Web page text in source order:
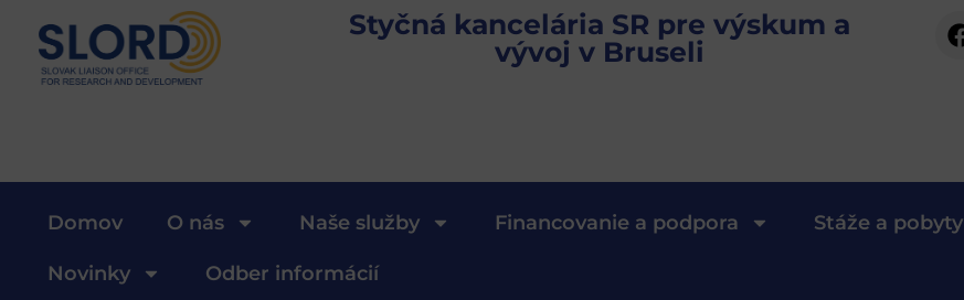
Styčná kancelária SR pre výskum a
vývoj v Bruseli
Domov O nás Naše služby Financovanie a podpora Stáže a pobyty
Novinky Odber informácií